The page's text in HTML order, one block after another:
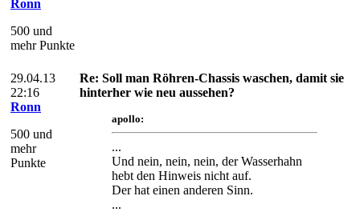
Ronn
500 und
mehr Punkte
29.04.13
22:16
Ronn
500 und
mehr
Punkte
Re: Soll man Röhren-Chassis waschen, damit sie
hinterher wie neu aussehen?
apollo:
...
Und nein, nein, nein, der Wasserhahn
hebt den Hinweis nicht auf.
Der hat einen anderen Sinn.
...